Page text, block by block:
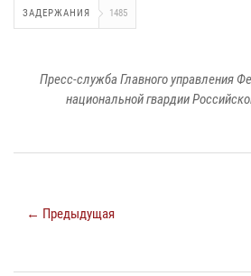
ЗАДЕРЖАНИЯ 1485
Пресс-служба Главного управления
национальной гвардии
← Предыдущая